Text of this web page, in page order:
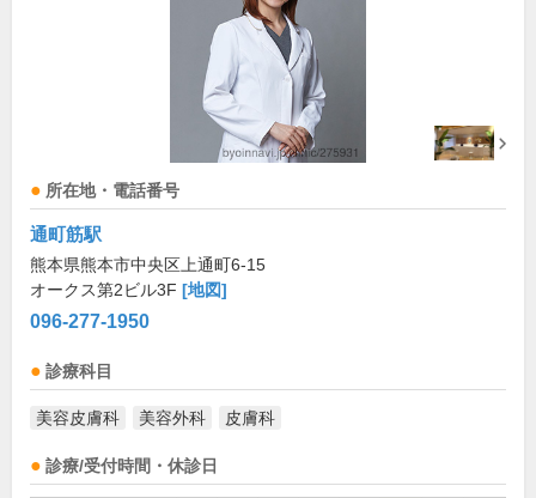
所在地・電話番号
通町筋駅
熊本県熊本市中央区上通町6-15
オークス第2ビル3F [地図]
096-277-1950
診療科目
美容皮膚科 美容外科 皮膚科
診療/受付時間・休診日